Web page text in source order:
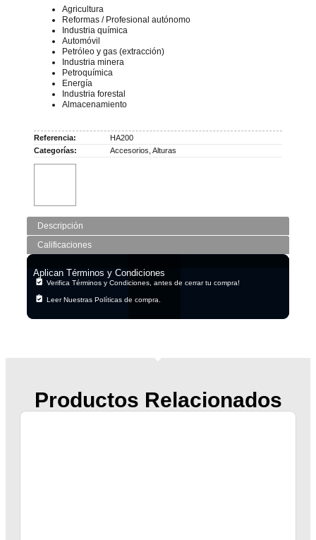
Descripción
Calificaciones
Agricultura
Reformas / Profesional autónomo
Industria química
Automóvil
Petróleo y gas (extracción)
Industria minera
Petroquímica
Energía
Industria forestal
Almacenamiento
Referencia:
HA200
Categorías:
Accesorios Alturas
Aplican Términos y Condiciones
Verifica Términos y Condiciones, antes de cerrar tu compra!
Leer Nuestras Políticas de compra.
Productos Relacionados